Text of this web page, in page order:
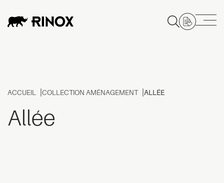
ACCUEIL COLLECTION AMÉNAGEMENT ALLÉE
Allée